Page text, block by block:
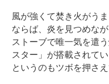
風が強くて焚き火がう
ならば、炎を見つめな
ストーブで唯一気を遣
スター」が搭載されて
というのもツボを押さえ